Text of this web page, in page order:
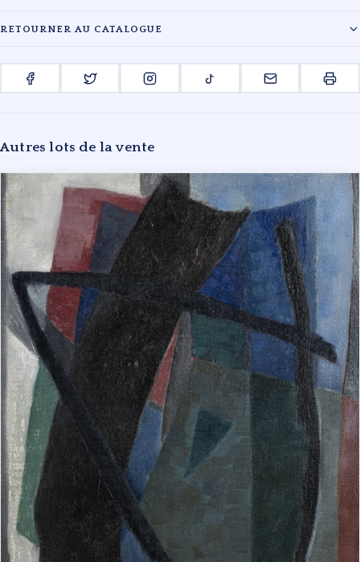
Pour toute information complémentaire, veuillez contacter le cabinet.
RETOURNER AU CATALOGUE
Autres lots de la vente